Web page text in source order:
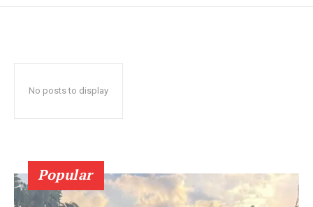
No posts to display
Popular